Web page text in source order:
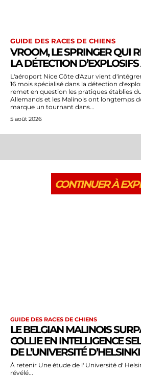
GUIDE DES RACES DE CHIENS
VROOM, LE SPRINGER QUI
LA DÉTECTION
L'aéroport Nice Côte d'Azur vient
16 mois spécialisé dans la détection
remet en question les pratiques établies
Allemands et les Malinois ont longtemps
marque un tournant dans...
5 août 2026
CONTINUER À
GUIDE DES RACES DE CHIENS
LE BELGIAN MALINOIS
COLLIE EN INTELLIGENCE
DE L’UNIVERSITÉ D’HELSINKI
À retenir Une étude de l' Université d' Helsinki sur 1 000 chiens a
révélé...